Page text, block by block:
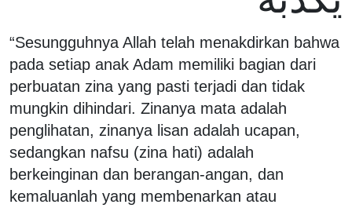
“Sesungguhnya Allah telah menakdirkan bahwa
pada setiap anak Adam memiliki bagian dari
perbuatan zina yang pasti terjadi dan tidak
mungkin dihindari. Zinanya mata adalah
penglihatan, zinanya lisan adalah ucapan,
sedangkan nafsu (zina hati) adalah
berkeinginan dan berangan-angan, dan
kemaluanlah yang membenarkan atau